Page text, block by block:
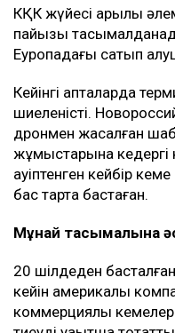
КҚК жүйесі арқылы
пайызы
Еуропадағы сатып
Кейінгі апталарда
шиеленісті.
дронмен жасалған
жұмыстарына кедергі
қауіптенген кейбір
бас тарта бастаған.
Мұнай тасымалына
20 шілдеден
кейін америкалық
коммерциялық